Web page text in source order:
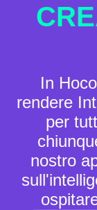
In
rendere
per
nostro